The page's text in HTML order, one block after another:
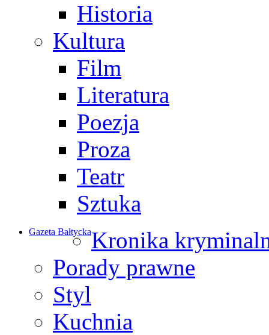
Historia
Kultura
Film
Literatura
Poezja
Proza
Teatr
Sztuka
Gazeta BałtyckaKronika
Porady prawne
Styl
Kuchnia